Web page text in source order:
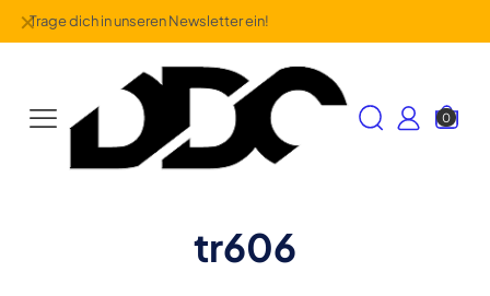
Trage dich in unseren Newsletter ein!
✕
0
tr606